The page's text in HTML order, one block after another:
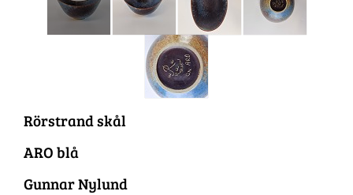
Rörstrand skål
ARO blå
Gunnar Nylund